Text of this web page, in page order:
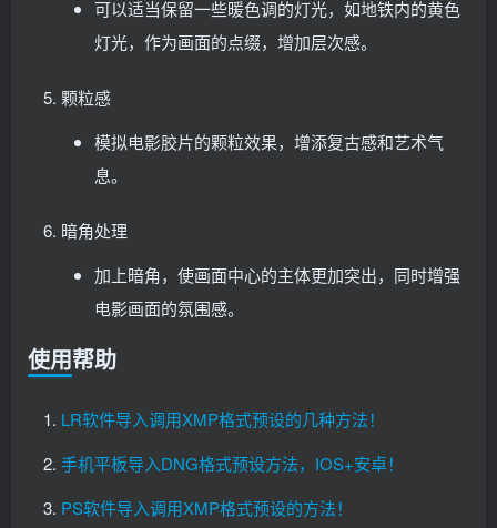
可以适当保留一些暖色调的灯光，如地铁内的黄色
灯光，作为画面的点缀，增加层次感。
颗粒感
模拟电影胶片的颗粒效果，增添复古感和艺术气
息。
暗角处理
加上暗角，使画面中心的主体更加突出，同时增强
电影画面的氛围感。
使用帮助
LR软件导入调用XMP格式预设的几种方法！
手机平板导入DNG格式预设方法，IOS+安卓！
PS软件导入调用XMP格式预设的方法！